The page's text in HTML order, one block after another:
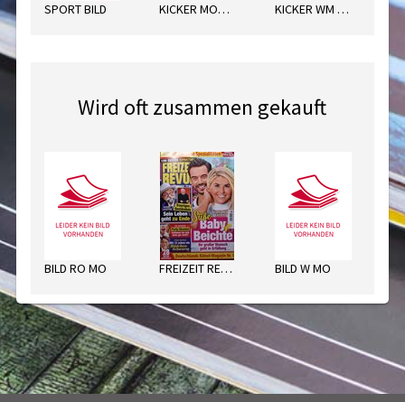
SPORT BILD KICKER MONTAG KICKER WM 2026
Wird oft zusammen gekauft
BILD RO MO FREIZEIT REVUE BILD W MO